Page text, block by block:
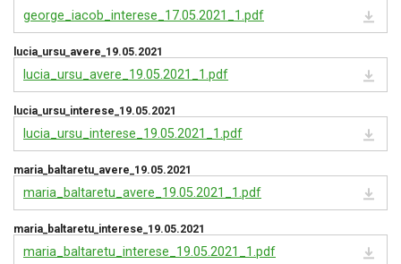
george_iacob_interese_17.05.2021_1.pdf
lucia_ursu_avere_19.05.2021
lucia_ursu_avere_19.05.2021_1.pdf
lucia_ursu_interese_19.05.2021
lucia_ursu_interese_19.05.2021_1.pdf
maria_baltaretu_avere_19.05.2021
maria_baltaretu_avere_19.05.2021_1.pdf
maria_baltaretu_interese_19.05.2021
maria_baltaretu_interese_19.05.2021_1.pdf